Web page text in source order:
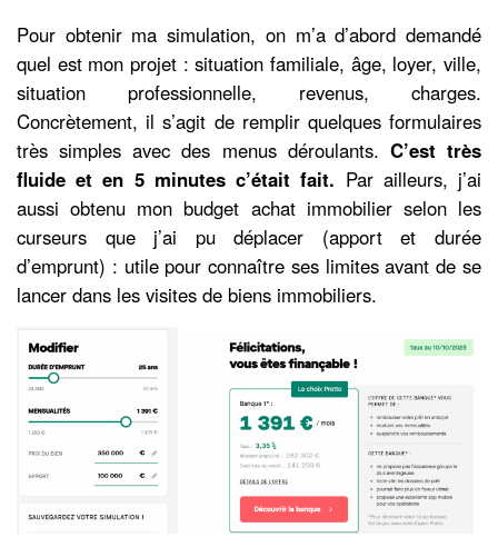
Pour obtenir ma simulation, on m’a d’abord demandé
quel est mon projet : situation familiale, âge, loyer, ville,
situation professionnelle, revenus, charges.
Concrètement, il s’agit de remplir quelques formulaires
très simples avec des menus déroulants. C’est très
fluide et en 5 minutes c’était fait. Par ailleurs, j’ai
aussi obtenu mon budget achat immobilier selon les
curseurs que j’ai pu déplacer (apport et durée
d’emprunt) : utile pour connaître ses limites avant de se
lancer dans les visites de biens immobiliers.